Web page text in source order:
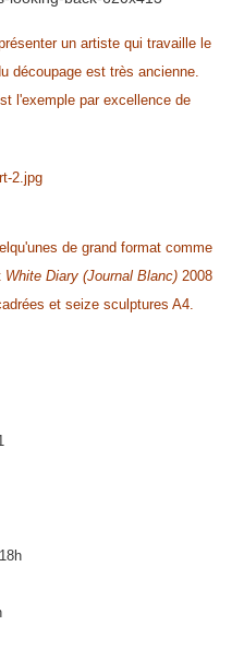
un artiste qui travaille le
découpage est très ancienne.
l'exemple par excellence de
de grand format comme
White Diary (Journal Blanc) 2008
et seize sculptures A4.